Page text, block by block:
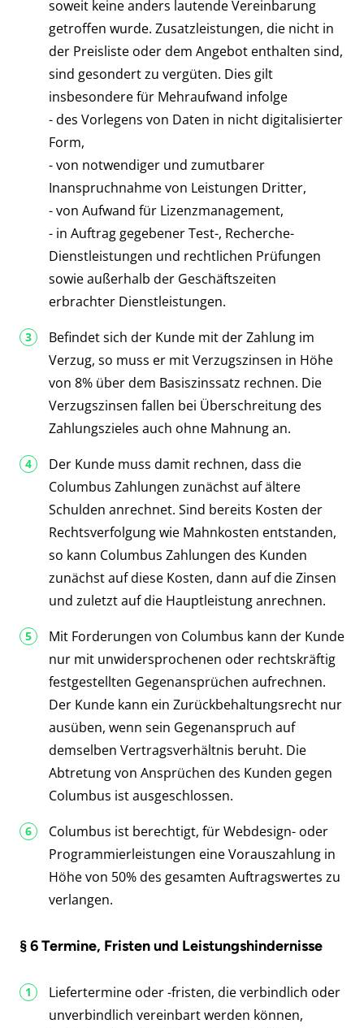
soweit keine anders lautende Vereinbarung
getroffen wurde. Zusatzleistungen, die nicht in
der Preisliste oder dem Angebot enthalten sind,
sind gesondert zu vergüten. Dies gilt
insbesondere für Mehraufwand infolge
- des Vorlegens von Daten in nicht digitalisierter
Form,
- von notwendiger und zumutbarer
Inanspruchnahme von Leistungen Dritter,
- von Aufwand für Lizenzmanagement,
- in Auftrag gegebener Test-, Recherche-
Dienstleistungen und rechtlichen Prüfungen
sowie außerhalb der Geschäftszeiten
erbrachter Dienstleistungen.
Befindet sich der Kunde mit der Zahlung im
Verzug, so muss er mit Verzugszinsen in Höhe
von 8% über dem Basiszinssatz rechnen. Die
Verzugszinsen fallen bei Überschreitung des
Zahlungszieles auch ohne Mahnung an.
Der Kunde muss damit rechnen, dass die
Columbus Zahlungen zunächst auf ältere
Schulden anrechnet. Sind bereits Kosten der
Rechtsverfolgung wie Mahnkosten entstanden,
so kann Columbus Zahlungen des Kunden
zunächst auf diese Kosten, dann auf die Zinsen
und zuletzt auf die Hauptleistung anrechnen.
Mit Forderungen von Columbus kann der Kunde
nur mit unwidersprochenen oder rechtskräftig
festgestellten Gegenansprüchen aufrechnen.
Der Kunde kann ein Zurückbehaltungsrecht nur
ausüben, wenn sein Gegenanspruch auf
demselben Vertragsverhältnis beruht. Die
Abtretung von Ansprüchen des Kunden gegen
Columbus ist ausgeschlossen.
Columbus ist berechtigt, für Webdesign- oder
Programmierleistungen eine Vorauszahlung in
Höhe von 50% des gesamten Auftragswertes zu
verlangen.
§ 6 Termine, Fristen und Leistungshindernisse
Liefertermine oder -fristen, die verbindlich oder
unverbindlich vereinbart werden können,